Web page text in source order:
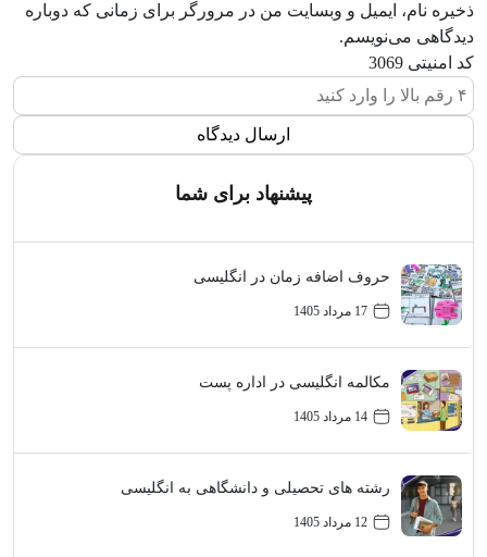
ذخیره نام، ایمیل و وبسایت من در مرورگر برای زمانی که دوباره
دیدگاهی می‌نویسم.
کد امنیتی 3069
پیشنهاد برای شما
حروف اضافه زمان در انگلیسی
17 مرداد 1405
مکالمه انگلیسی در اداره پست
14 مرداد 1405
رشته های تحصیلی و دانشگاهی به انگلیسی
12 مرداد 1405